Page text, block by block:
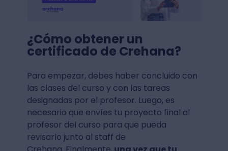
¿Cómo obtener un
certificado de Crehana?
Para empezar, debes haber concluido con
las clases del curso y con las tareas
designadas por el profesor. Luego, es
necesario que envíes tu proyecto final al
profesor del curso para que pueda
revisarlo junto al staff de